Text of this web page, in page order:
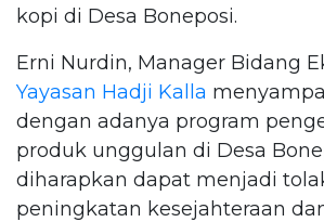
kopi di Desa Boneposi.
Erni Nurdin, Manager Bidang
Yayasan Hadji Kalla
dengan adanya program
produk unggulan di Desa
diharapkan dapat menjadi
peningkatan kesejahteraan